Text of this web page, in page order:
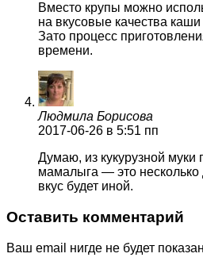
Вместо крупы можно
на вкусовые качества каши
Зато процесс
времени.
Людмила Борисова
2017-06-26 в 5:51 пп
Думаю, из кукурузной муки
мамалыга — это
вкус будет иной.
Оставить комментарий
Ваш email нигде не будет показан